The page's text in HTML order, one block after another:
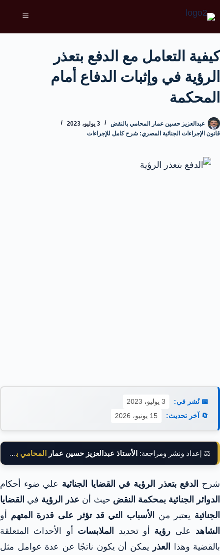
كيفية التعامل مع الدفع بتعذر
الرؤية في وإثبات الدفاع أمام
المحكمة
عبدالعزيز حسين عمار المحامي بالنقض
3 يوليو، 2023
قانون الإجراءات الجنائية المصري: شرح كامل للإجراءات
📅 نُشر في:
3 يوليو، 2023
🔄 آخر تحديث:
15 يونيو، 2026
⚖️ إعداد ونشر ومراجعة: الأستاذ عبدالعزيز حسين عمار المحامي بالنقض
شرح الدفع بتعذر الرؤية في القضايا الجنائية علي ضوء أحكام
الدوائر الجنائية بمحكمة النقض حيث أن عذر الرؤية في القضايا
الجنائية يعتبر من الأسباب التي قد تؤثر على قدرة المتهم أو
الشاهد على رؤية أو تحديد الملابسات أو الأحداث المتعلقة
بالقضية وهذا
العذر يمكن أن يكون ناتجًا عن عدة عوامل مثل